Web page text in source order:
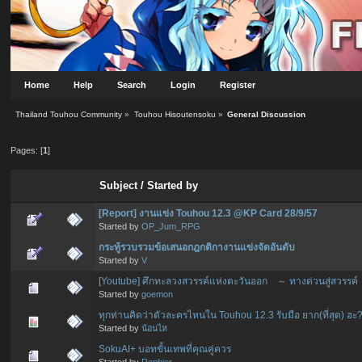
Home Help Search Login Register
Thailand Touhou Community » Touhou Hisoutensoku » General Discussion
Pages: [1]
Subject /Started by
[Report] งานแข่ง Touhou 12.3 @KP Card 28/9/57
Started byOP_Jum_RPG
กระทู้รวบรวมข้อเสนอกฎกติกางานแข่งจัดอันดับ
Started byV
[Youtube] ศึกทะลวงสวรรค์แห่งตะวันออก ～ ทางด่วนสู่สวรรค์
Started bygoemon
ทุกท่านคิดว่าตัวละครไหนใน Touhou 12.3 รับมือ ยาก(ที่สุด) ฮะ
Started byน้อนไห
SokuAI+ บอทขั้นเทพที่คุณคู่ควร